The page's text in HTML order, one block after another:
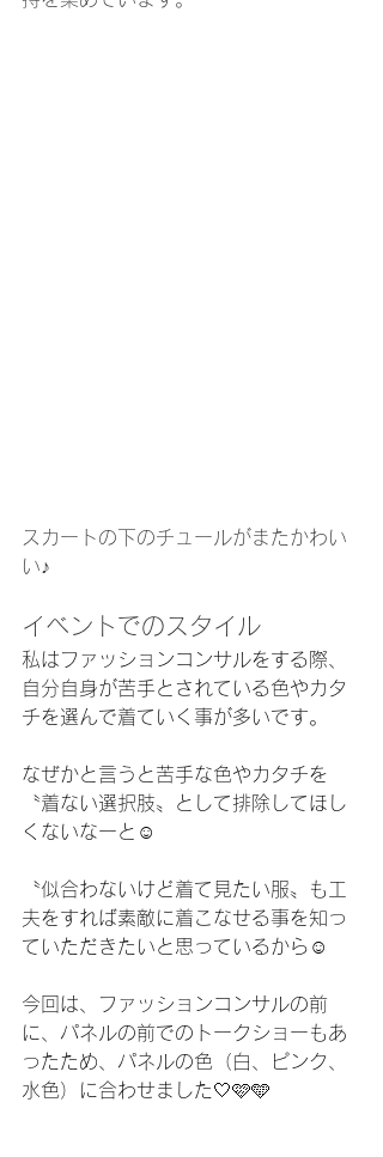
スカートの下のチュールがまたかわい
い♪
イベントでのスタイル
私はファッションコンサルをする際、
自分自身が苦手とされている色やカタ
チを選んで着ていく事が多いです。
なぜかと言うと苦手な色やカタチを
〝着ない選択肢〟として排除してほし
くないなーと☺︎
〝似合わないけど着て見たい服〟も工
夫をすれば素敵に着こなせる事を知っ
ていただきたいと思っているから☺︎
今回は、ファッションコンサルの前
に、パネルの前でのトークショーもあ
ったため、パネルの色（白、ピンク、
水色）に合わせました🤍🩷🩵